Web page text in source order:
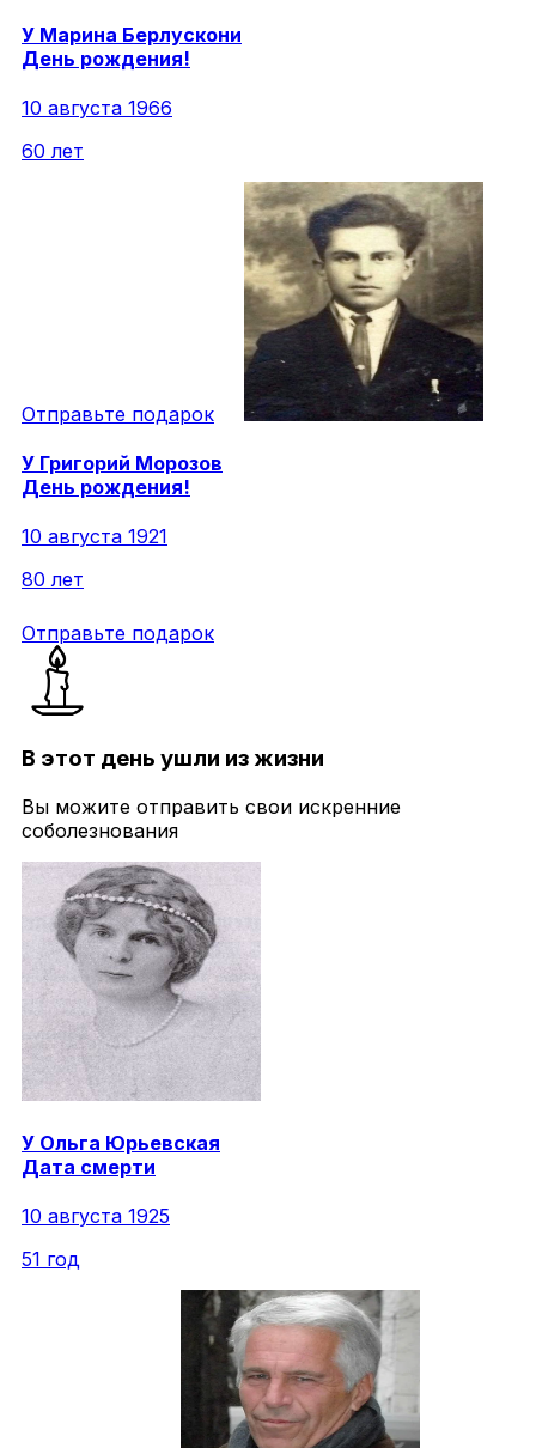
У Марина Берлускони
День рождения!
10 августа 1966
60 лет
Отправьте подарок
У Григорий Морозов
День рождения!
10 августа 1921
80 лет
Отправьте подарок
В этот день ушли из жизни
Вы можите отправить свои искренние
соболезнования
У Ольга Юрьевская
Дата смерти
10 августа 1925
51 год